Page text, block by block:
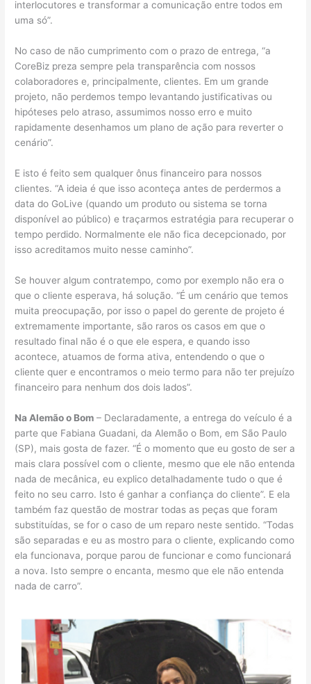
interlocutores e transformar a comunicação entre todos em
uma só”.
No caso de não cumprimento com o prazo de entrega, “a
CoreBiz preza sempre pela transparência com nossos
colaboradores e, principalmente, clientes. Em um grande
projeto, não perdemos tempo levantando justificativas ou
hipóteses pelo atraso, assumimos nosso erro e muito
rapidamente desenhamos um plano de ação para reverter o
cenário”.
E isto é feito sem qualquer ônus financeiro para nossos
clientes. “A ideia é que isso aconteça antes de perdermos a
data do GoLive (quando um produto ou sistema se torna
disponível ao público) e traçarmos estratégia para recuperar o
tempo perdido. Normalmente ele não fica decepcionado, por
isso acreditamos muito nesse caminho”.
Se houver algum contratempo, como por exemplo não era o
que o cliente esperava, há solução. “É um cenário que temos
muita preocupação, por isso o papel do gerente de projeto é
extremamente importante, são raros os casos em que o
resultado final não é o que ele espera, e quando isso
acontece, atuamos de forma ativa, entendendo o que o
cliente quer e encontramos o meio termo para não ter prejuízo
financeiro para nenhum dos dois lados”.
Na Alemão o Bom – Declaradamente, a entrega do veículo é a
parte que Fabiana Guadani, da Alemão o Bom, em São Paulo
(SP), mais gosta de fazer. “É o momento que eu gosto de ser a
mais clara possível com o cliente, mesmo que ele não entenda
nada de mecânica, eu explico detalhadamente tudo o que é
feito no seu carro. Isto é ganhar a confiança do cliente”. E ela
também faz questão de mostrar todas as peças que foram
substituídas, se for o caso de um reparo neste sentido. “Todas
são separadas e eu as mostro para o cliente, explicando como
ela funcionava, porque parou de funcionar e como funcionará
a nova. Isto sempre o encanta, mesmo que ele não entenda
nada de carro”.